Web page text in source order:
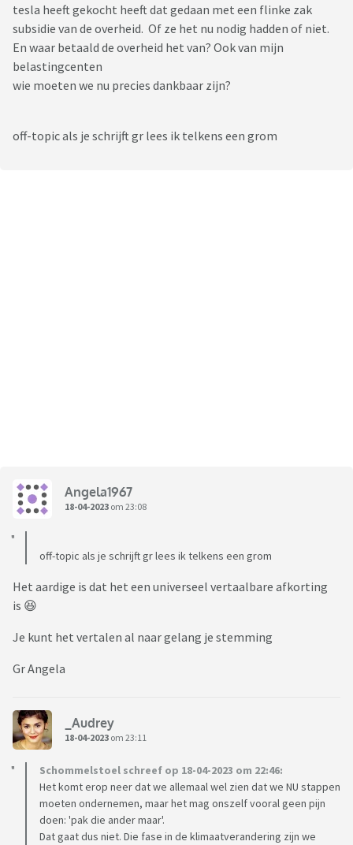
tesla heeft gekocht heeft dat gedaan met een flinke zak
subsidie van de overheid. Of ze het nu nodig hadden of niet.
En waar betaald de overheid het van? Ook van mijn
belastingcenten
wie moeten we nu precies dankbaar zijn?
off-topic als je schrijft gr lees ik telkens een grom
Angela1967
18-04-2023 om 23:08
off-topic als je schrijft gr lees ik telkens een grom
Het aardige is dat het een universeel vertaalbare afkorting
is 😆
Je kunt het vertalen al naar gelang je stemming
Gr Angela
_Audrey
18-04-2023 om 23:11
Schommelstoel schreef op 18-04-2023 om 22:46:
Het komt erop neer dat we allemaal wel zien dat we NU stappen
moeten ondernemen, maar het mag onszelf vooral geen pijn
doen: 'pak die ander maar'.
Dat gaat dus niet. Die fase in de klimaatverandering zijn we